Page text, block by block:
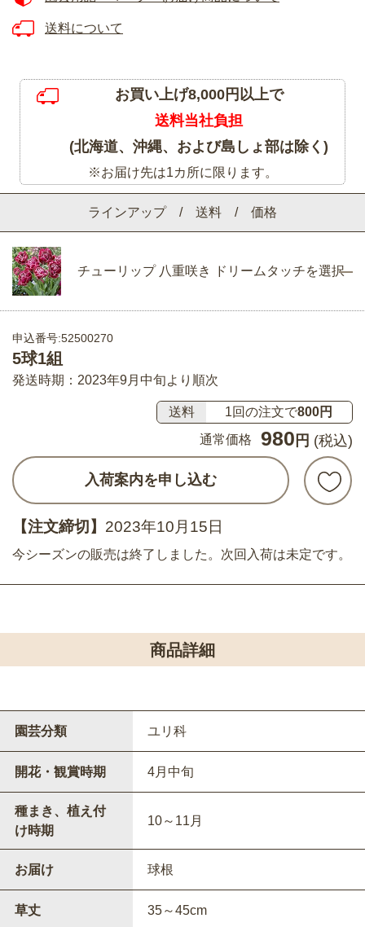
ラインアップ / 送料 / 価格
チューリップ 八重咲き ドリームタッチを選択
申込番号:52500270
5球1組
発送時期：2023年9月中旬より順次
送料 1回の注文で800円
通常価格
980 円 (税込)
入荷案内を申し込む
【注文締切】 2023年10月15日
今シーズンの販売は終了しました。次回入荷は未定です。
送料について
お買い上げ8,000円以上で
送料当社負担
(北海道、沖縄、および島しょ部は除く)
※お届け先は1カ所に限ります。
商品詳細
園芸分類 ユリ科
開花・観賞時期 4月中旬
種まき、植え付
け時期
10～11月
お届け 球根
草丈 35～45cm